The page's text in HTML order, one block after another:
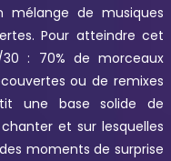
mélange de musiques
Pour atteindre cet
: 70% de morceaux
ou de remixes
une base solide de
et sur lesquelles
moments de surprise